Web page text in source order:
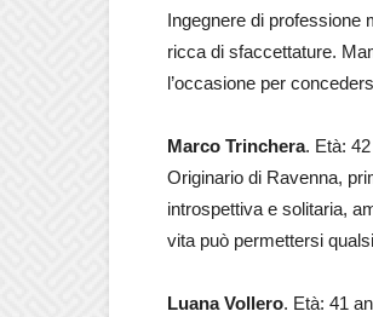
Ingegnere di professione
ricca di sfaccettature.
l’occasione per
Marco Trinchera. Età:
Originario di Ravenna,
introspettiva e solitaria,
vita può permettersi
Luana Vollero. Età: 41